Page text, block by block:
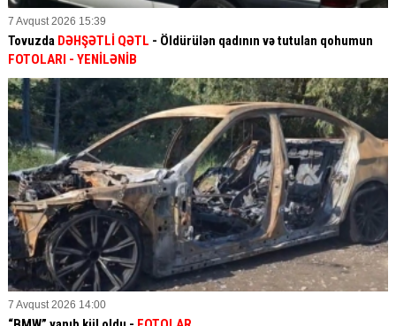
7 Avqust 2026 15:39
Tovuzda DƏHŞƏTLİ QƏTL - Öldürülən qadının və tutulan qohumun
FOTOLARI - YENİLƏNİB
7 Avqust 2026 14:00